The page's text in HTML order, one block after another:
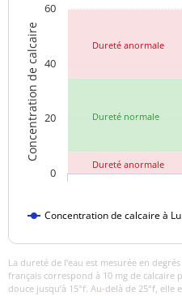
Sulfates
Titre alcalimétrique
Titre alcalimétrique
complet
Température de l'eau
Titre hydrotimétrique 33,8
Turbidité
0,19
Dureté normale
Dureté anormale
Dureté anormale
Concentration de calcaire
Concentration de calcaire à
0
20
40
60
La dureté de l’eau est mesurée en
français correspond à 10 mg de calcaire
douce jusqu’à 15°f. Au-delà de 25°f, elle